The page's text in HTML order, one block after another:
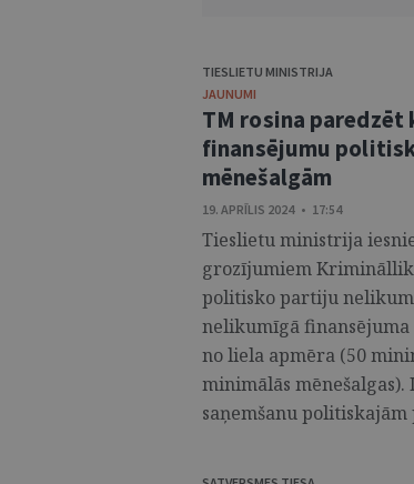
TIESLIETU MINISTRIJA
JAUNUMI
TM rosina
finansējumu
mēnešalgām
19. APRĪLIS 2024 • 17:54
Tieslietu ministrija
grozījumiem
politisko partiju
nelikumīgā
no liela apmēra (50
minimālās
saņemšanu